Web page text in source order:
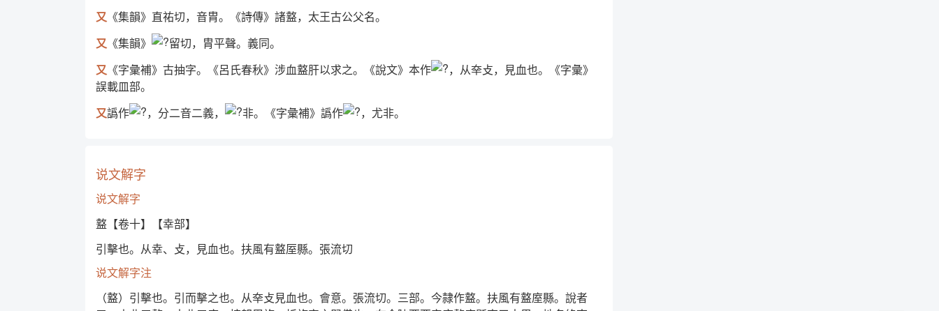
又 《集韻》直祐切，音胄。《詩傳》諸盩，太王古公父名。
又 《集韻》
留切，胄平聲。義同。
又 《字彙補》古抽字。《呂氏春秋》涉血盩肝以求之。《說文》本作
，从㚔攴，見血也。《字彙》
誤載皿部。
又譌作 ，分二音二義， 非。《字彙補》譌作 ，尤非。
说文解字
说文解字
盩【卷十】【幸部】
引擊也。从幸、攴，見血也。扶風有盩厔縣。張流切
说文解字注
（盩）引擊也。引而擊之也。从㚔攴見血也。會意。張流切。三部。今隷作盩。扶風有盩庢縣。說者